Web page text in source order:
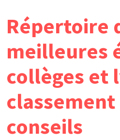
au
contenu
Répertoire
meilleures
collèges et
conseils